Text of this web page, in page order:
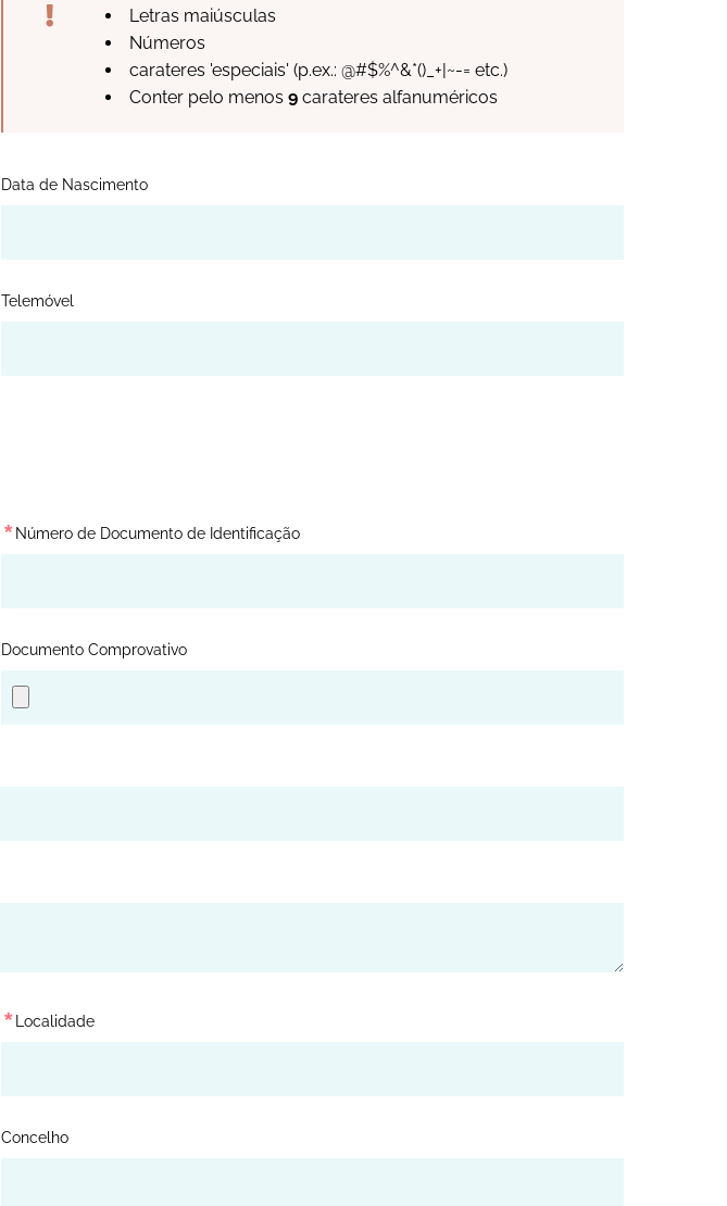
Letras maiúsculas
Números
carateres 'especiais' (p.ex.: @#$%^&*()_+|~-= etc.)
Conter pelo menos 9 carateres alfanuméricos
Data de Nascimento
Telemóvel
* Número de Documento de Identificação
Documento Comprovativo
* Localidade
Concelho